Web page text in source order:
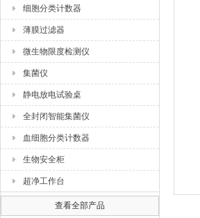
杭州川一实验仪器有限公司
细胞分类计数器
薄膜过滤器
微生物限度检测仪
集菌仪
静电放电试验桌
全封闭智能集菌仪
血细胞分类计数器
生物安全柜
超净工作台
查看全部产品